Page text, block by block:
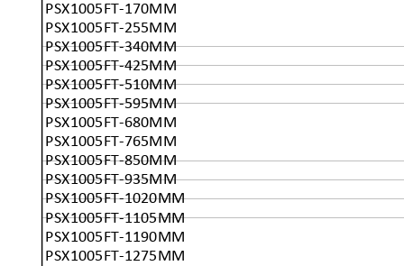
PSX1005FT-170MM
PSX1005FT-255MM
PSX1005FT-340MM
PSX1005FT-425MM
PSX1005FT-510MM
PSX1005FT-595MM
PSX1005FT-680MM
PSX1005FT-765MM
PSX1005FT-850MM
PSX1005FT-935MM
PSX1005FT-1020MM
PSX1005FT-1105MM
PSX1005FT-1190MM
PSX1005FT-1275MM